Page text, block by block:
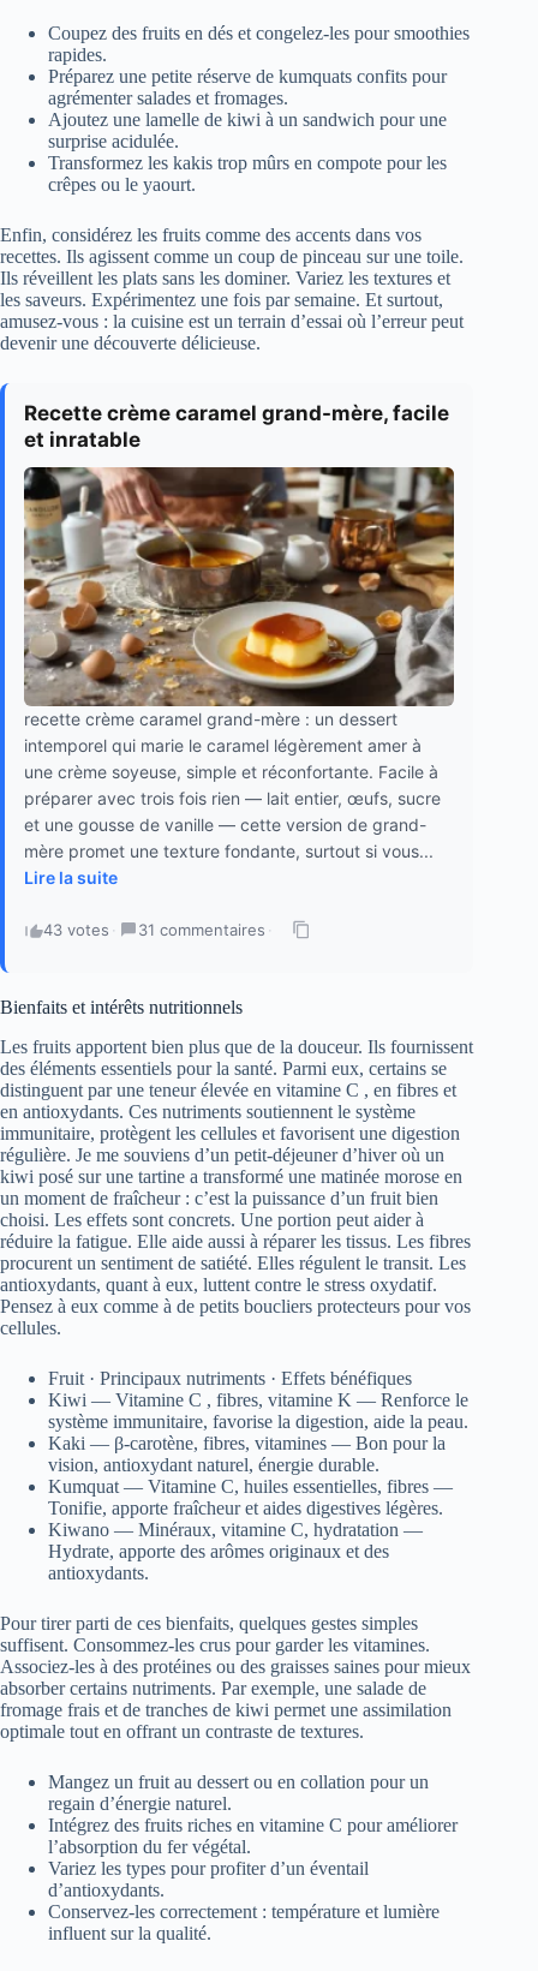
Coupez des fruits en dés et congelez-les pour smoothies
rapides.
Préparez une petite réserve de kumquats confits pour
agrémenter salades et fromages.
Ajoutez une lamelle de kiwi à un sandwich pour une
surprise acidulée.
Transformez les kakis trop mûrs en compote pour les
crêpes ou le yaourt.
Enfin, considérez les fruits comme des accents dans vos
recettes. Ils agissent comme un coup de pinceau sur une toile.
Ils réveillent les plats sans les dominer. Variez les textures et
les saveurs. Expérimentez une fois par semaine. Et surtout,
amusez-vous : la cuisine est un terrain d’essai où l’erreur peut
devenir une découverte délicieuse.
Recette crème caramel grand-mère, facile
et inratable
recette crème caramel grand-mère : un dessert
intemporel qui marie le caramel légèrement amer à
une crème soyeuse, simple et réconfortante. Facile à
préparer avec trois fois rien — lait entier, œufs, sucre
et une gousse de vanille — cette version de grand-
mère promet une texture fondante, surtout si vous...
Lire la suite
43 votes · 31 commentaires ·
Bienfaits et intérêts nutritionnels
Les fruits apportent bien plus que de la douceur. Ils fournissent
des éléments essentiels pour la santé. Parmi eux, certains se
distinguent par une teneur élevée en vitamine C , en fibres et
en antioxydants. Ces nutriments soutiennent le système
immunitaire, protègent les cellules et favorisent une digestion
régulière. Je me souviens d’un petit-déjeuner d’hiver où un
kiwi posé sur une tartine a transformé une matinée morose en
un moment de fraîcheur : c’est la puissance d’un fruit bien
choisi. Les effets sont concrets. Une portion peut aider à
réduire la fatigue. Elle aide aussi à réparer les tissus. Les fibres
procurent un sentiment de satiété. Elles régulent le transit. Les
antioxydants, quant à eux, luttent contre le stress oxydatif.
Pensez à eux comme à de petits boucliers protecteurs pour vos
cellules.
Fruit · Principaux nutriments · Effets bénéfiques
Kiwi — Vitamine C , fibres, vitamine K — Renforce le
système immunitaire, favorise la digestion, aide la peau.
Kaki — β-carotène, fibres, vitamines — Bon pour la
vision, antioxydant naturel, énergie durable.
Kumquat — Vitamine C, huiles essentielles, fibres —
Tonifie, apporte fraîcheur et aides digestives légères.
Kiwano — Minéraux, vitamine C, hydratation —
Hydrate, apporte des arômes originaux et des
antioxydants.
Pour tirer parti de ces bienfaits, quelques gestes simples
suffisent. Consommez-les crus pour garder les vitamines.
Associez-les à des protéines ou des graisses saines pour mieux
absorber certains nutriments. Par exemple, une salade de
fromage frais et de tranches de kiwi permet une assimilation
optimale tout en offrant un contraste de textures.
Mangez un fruit au dessert ou en collation pour un
regain d’énergie naturel.
Intégrez des fruits riches en vitamine C pour améliorer
l’absorption du fer végétal.
Variez les types pour profiter d’un éventail
d’antioxydants.
Conservez-les correctement : température et lumière
influent sur la qualité.